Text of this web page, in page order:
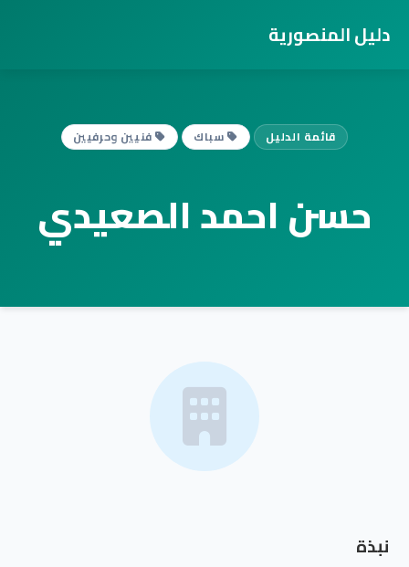
دليل المنصورية
قائمة الدليل سباك فنيين وحرفيين
حسن احمد الصعيدي
نبذة